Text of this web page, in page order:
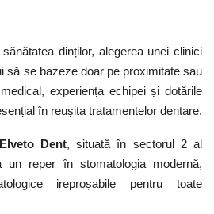
dinților, alegerea unei clinici
să se bazeze doar pe proximitate sau
experiența echipei și dotările
în reușita tratamentelor dentare.
Dent, situată în sectorul 2 al
reper în stomatologia modernă,
ireproșabile pentru toate